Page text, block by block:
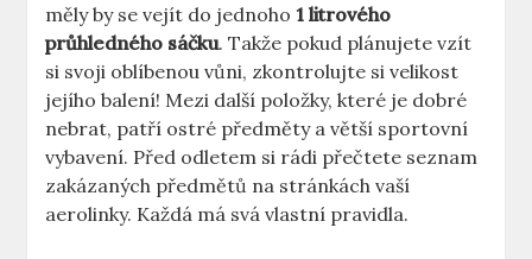
měly by se vejít do jednoho 1 litrového
průhledného sáčku. Takže pokud plánujete vzít
si svoji oblíbenou vůni, zkontrolujte si velikost
jejího balení! Mezi další položky, které je dobré
nebrat, patří ostré předměty a větší sportovní
vybavení. Před odletem si rádi přečtete seznam
zakázaných předmětů na stránkách vaší
aerolinky. Každá má svá vlastní pravidla.